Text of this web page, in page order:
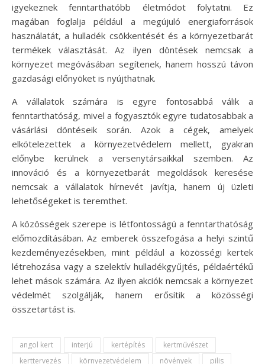
igyekeznek fenntarthatóbb életmódot folytatni. Ez
magában foglalja például a megújuló energiaforrások
használatát, a hulladék csökkentését és a környezetbarát
termékek választását. Az ilyen döntések nemcsak a
környezet megóvásában segítenek, hanem hosszú távon
gazdasági előnyöket is nyújthatnak.
A vállalatok számára is egyre fontosabbá válik a
fenntarthatóság, mivel a fogyasztók egyre tudatosabbak a
vásárlási döntéseik során. Azok a cégek, amelyek
elkötelezettek a környezetvédelem mellett, gyakran
előnybe kerülnek a versenytársaikkal szemben. Az
innováció és a környezetbarát megoldások keresése
nemcsak a vállalatok hírnevét javítja, hanem új üzleti
lehetőségeket is teremthet.
A közösségek szerepe is létfontosságú a fenntarthatóság
előmozdításában. Az emberek összefogása a helyi szintű
kezdeményezésekben, mint például a közösségi kertek
létrehozása vagy a szelektív hulladékgyűjtés, példaértékű
lehet mások számára. Az ilyen akciók nemcsak a környezet
védelmét szolgálják, hanem erősítik a közösségi
összetartást is.
angol kert interjú kertépítés
kertművészet
kerttervezés
környezetvédelem növények pilis